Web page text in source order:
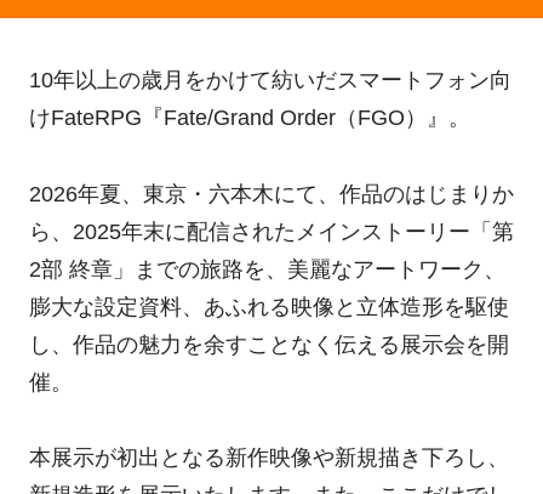
10年以上の歳月をかけて紡いだスマートフォン向
けFateRPG『Fate/Grand Order（FGO）』。
2026年夏、東京・六本木にて、作品のはじまりか
ら、2025年末に配信されたメインストーリー「第
2部 終章」までの旅路を、美麗なアートワーク、
膨大な設定資料、あふれる映像と立体造形を駆使
し、作品の魅力を余すことなく伝える展示会を開
催。
本展示が初出となる新作映像や新規描き下ろし、